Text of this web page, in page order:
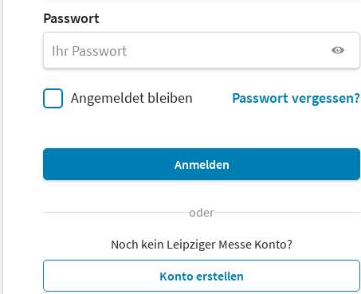
Passwort
Angemeldet bleiben Passwort vergessen?
Anmelden
oder
Noch kein Leipziger Messe Konto?
Konto erstellen